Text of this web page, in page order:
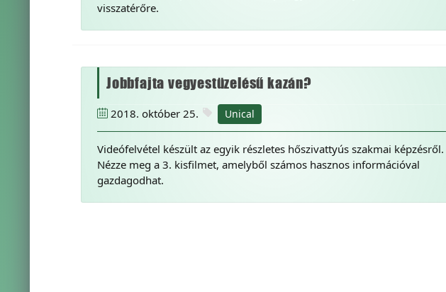
visszatérőre.
Jobbfajta vegyestüzelésű kazán?
2018. október 25. Unical
Videófelvétel készült az egyik részletes hőszivattyús szakmai képzésről.
Nézze meg a 3. kisfilmet, amelyből számos hasznos információval
gazdagodhat.